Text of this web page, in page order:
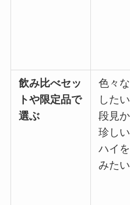
飲み比べセッ
トや限定品で
選ぶ
色々
した
段見
珍し
ハイ
みた